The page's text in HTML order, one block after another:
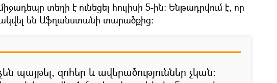
տեղի է ունեցել հուլիսի 5-ին։ Ենթադրվում է, որ
են Աֆղանստանի տարածքից։
պայթել, զոհեր և ավերածություններ չկան։